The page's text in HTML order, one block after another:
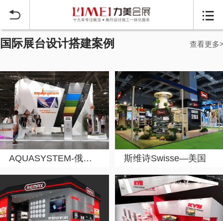
 
国际展台设计搭建案例 查看更多
AQUASYSTEM-俄罗斯 斯维诗Swisse—美国